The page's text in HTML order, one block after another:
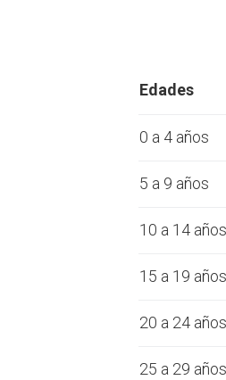
Edades
0 a 4 años
5 a 9 años
10 a 14 años
15 a 19 años
20 a 24 años
25 a 29 años